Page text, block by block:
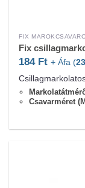
FIX
Fix
184 Ft + Áfa (
Csavarméret